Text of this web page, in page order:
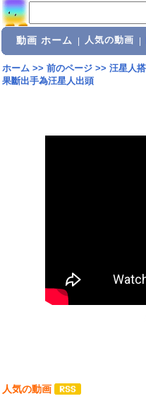
動画 ホーム 人気の動画
ホーム>> 前のページ>> 汪星人
果斷出手為汪星人出頭
人気の動画